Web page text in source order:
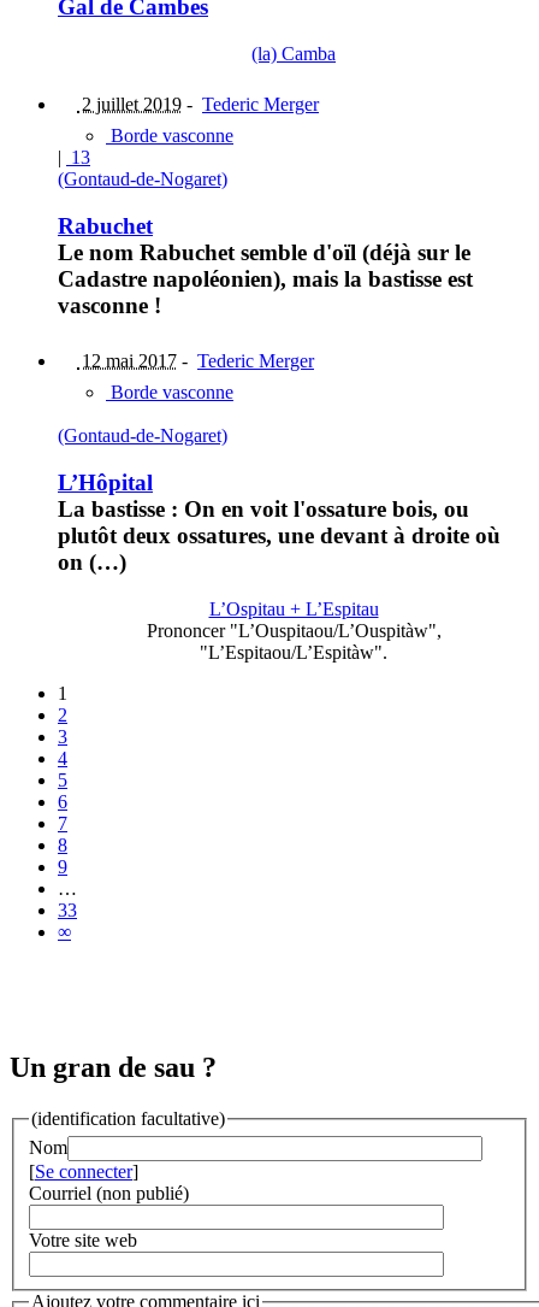
Gal de Cambes
(la) Camba
2 juillet 2019 - Tederic Merger
Borde vasconne
| 13
(Gontaud-de-Nogaret)
Rabuchet
Le nom Rabuchet semble d'oïl (déjà sur le
Cadastre napoléonien), mais la bastisse est
vasconne !
12 mai 2017 - Tederic Merger
Borde vasconne
(Gontaud-de-Nogaret)
L’Hôpital
La bastisse : On en voit l'ossature bois, ou
plutôt deux ossatures, une devant à droite où
on (…)
L’Ospitau + L’Espitau
Prononcer "L’Ouspitaou/L’Ouspitàw",
"L’Espitaou/L’Espitàw".
1
2
3
4
5
6
7
8
9
…
33
∞
Un gran de sau ?
(identification facultative)
Nom
[Se connecter]
Courriel (non publié)
Votre site web
Ajoutez votre commentaire ici